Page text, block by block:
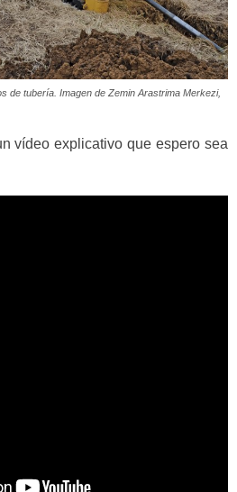
de tubería. Imagen de Zemin Arastrima Merkezi,
vídeo explicativo que espero sea